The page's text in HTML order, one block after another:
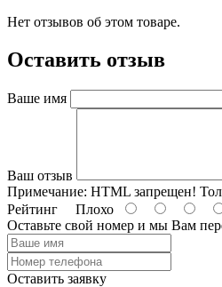
Нет отзывов об этом товаре.
Оставить отзыв
Ваше имя
Ваш отзыв
Примечание: HTML запрещен!
Рейтинг Плохо
Оставьте свой номер и мы Вам
Оставить заявку